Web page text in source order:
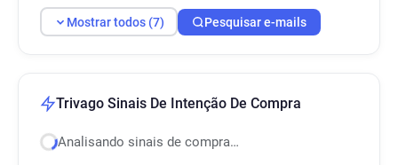
Mostrar todos (7) Pesquisar e-mails
Trivago Sinais De Intenção De Compra
Analisando sinais de compra…